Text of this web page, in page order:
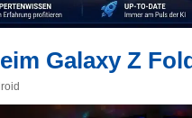
Galaxy Z